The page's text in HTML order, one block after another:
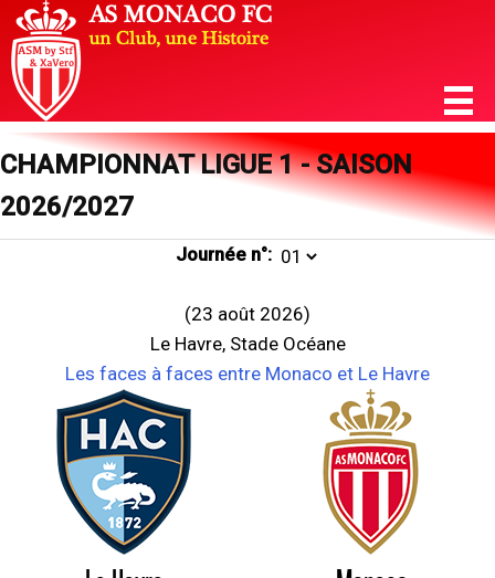
CHAMPIONNAT LIGUE 1 - SAISON
2026/2027
Journée n°:
(23 août 2026)
Le Havre, Stade Océane
Les faces à faces entre Monaco et Le Havre